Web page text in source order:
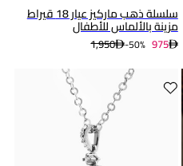
سلسلة ذهب ماركيز عيار 18 قيراط
مزينة بالألماس للأطفال
1,950 50%- 975